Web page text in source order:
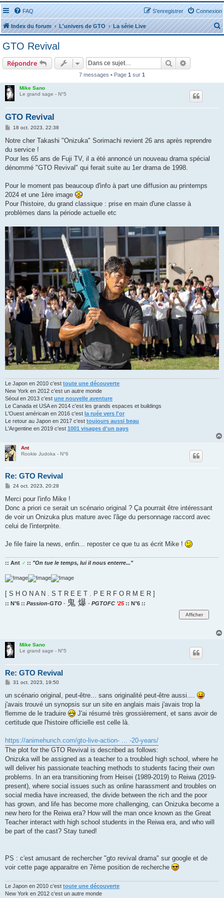
FAQ Connexion
S’enregistrer
Index du forum L'univers de GTO La série Live
e
GTO Revival
Répondre Rechercher
7 messages • Page 1 sur 1
Mike Sano
Le grand sage - N°5
GTO Revival
M
s
a
g
18 oct. 2023, 22:38
Notre cher Takashi "Onizuka" Sorimachi revient 26 ans après reprendre
du service !
Pour les 65 ans de Fuji TV, il a été annoncé un nouveau drama spécial
dénommé "GTO Revival" qui ferait suite au 1er drama de 1998.
Pour le moment pas beaucoup d'info à part une diffusion au printemps
2024 et une 1ère image
Pour l'histoire, du grand classique : prise en main d'une classe à
problèmes dans la période actuelle etc
Le Japon en 2010 c'est toute une découverte
New York en 2012 c'est un autre monde
Séoul en 2013 c'est une nouvelle aventure
Le Canada et USA en 2014 c'est les grands espaces et buildings
L'Ouest américain en 2016 c'est la ruée vers l'or
Le retour au Japon en 2017 c'est toujours aussi beau
L'Argentine en 2019 c'est 1001 visages d'un pays
Ant
Rookie Judoka - N°6
Re: GTO Revival
M
s
a
g
24 oct. 2023, 20:28
Merci pour l'info Mike !
Donc a priori ce serait un scénario original ? Ça pourrait être intéressant
de voir un Onizuka plus mature avec l'âge du personnage raccord avec
celui de l'interprète.
Je file faire la news, enfin... reposter ce que tu as écrit Mike !
:: Ant ♂ :: "On tue le temps, lui il nous enterre..."
[ S H O N A N . S T R E E T . P E R F O R M E R ]
:: N°6 :: Passion-GTO - 鬼 爆 - PGTOFC ’25 :: N°6 ::
Mike Sano
Le grand sage - N°5
Re: GTO Revival
M
s
a
g
31 oct. 2023, 19:50
un scénario original, peut-être... sans originalité peut-être aussi....
j'avais trouvé un synopsis sur un site en anglais mais j'avais trop la
flemme de le traduire
J'ai résumé très grossièrement, et sans avoir de
certitude que l'histoire officielle est celle là.
https://animehunch.com/gto-live-action- ... -20-years/
The plot for the GTO Revival is described as follows:
Onizuka will be assigned as a teacher to a troubled high school, where he
will deliver his passionate teaching methods to students facing their own
problems. In an era transitioning from Heisei (1989-2019) to Reiwa (2019-
present), where social issues such as online harassment and troubles on
social media have increased, the divide between the rich and the poor
has grown, and life has become more challenging, can Onizuka become a
new hero for the Reiwa era? How will the man once known as the Great
Teacher interact with high school students in the Reiwa era, and who will
be part of the cast? Stay tuned!
PS : c'est amusant de rechercher "gto revival drama" sur google et de
voir cette page apparaitre en 7ème position de recherche
Le Japon en 2010 c'est toute une découverte
New York en 2012 c'est un autre monde